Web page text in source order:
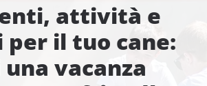
attività e
per il tuo cane:
vacanza